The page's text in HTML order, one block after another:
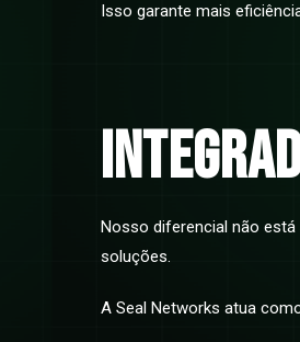
Isso garante mais
Nosso diferencial não
soluções.
A Seal Networks atua